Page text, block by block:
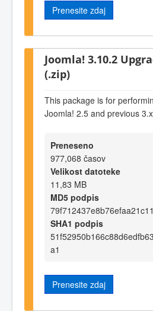
Prenesite zdaj
Joomla! 3.10.2
(.zip)
This package is for
Joomla! 2.5 and previous
Preneseno
977,068 časov
Velikost datoteke
11,83 MB
MD5 podpis
SHA1 podpis
a1
Prenesite zdaj